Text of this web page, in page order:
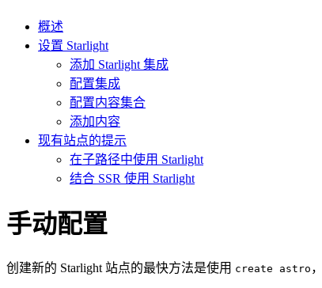
概述
设置 Starlight
添加 Starlight 集成
配置集成
配置内容集合
添加内容
现有站点的提示
在子路径中使用 Starlight
结合 SSR 使用 Starlight
手动配置
创建新的 Starlight 站点的最快方法是使用 create astro